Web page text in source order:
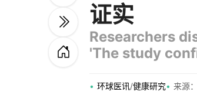
证实
Researchers
'The study
环球医讯/健康研究 来源